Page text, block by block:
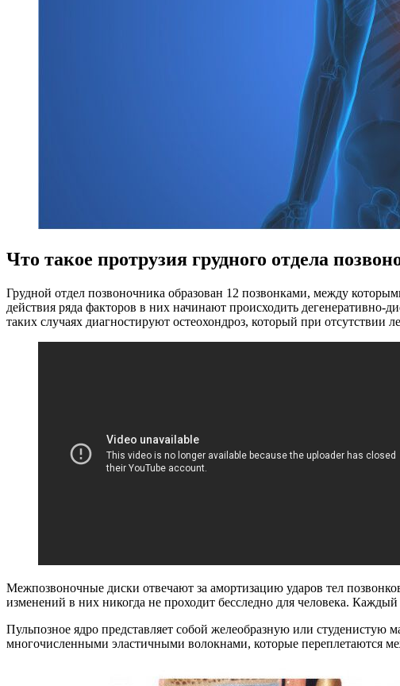
Что такое протрузия грудного отдела
Грудной отдел позвоночника образован 12 позвонками, между
действия ряда факторов в них начинают происходить дегенеративно-
таких случаях диагностируют остеохондроз, который при
Межпозвоночные диски отвечают за амортизацию ударов тел
изменений в них никогда не проходит бесследно для человека.
Пульпозное ядро представляет собой желеобразную или
многочисленными эластичными волокнами, которые переплетаются